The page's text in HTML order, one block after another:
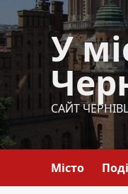
Перейти
до
вмісту
У
САЙТ
Місто